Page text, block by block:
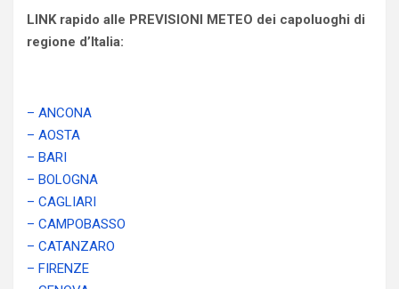
LINK rapido alle PREVISIONI METEO dei capoluoghi di
regione d’Italia:
– ANCONA
– AOSTA
– BARI
– BOLOGNA
– CAGLIARI
– CAMPOBASSO
– CATANZARO
– FIRENZE